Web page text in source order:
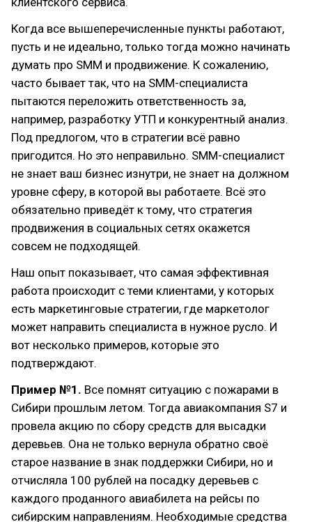
Когда все вышеперечисленные пункты работают,
пусть и не идеально, только тогда можно начинать
думать про SMM и продвижение. К сожалению,
часто бывает так, что на SMM-специалиста
пытаются переложить ответственность за,
например, разработку УТП и конкурентный анализ.
Под предлогом, что в стратегии всё равно
пригодится. Но это неправильно. SMM-специалист
не знает ваш бизнес изнутри, не знает на должном
уровне сферу, в которой вы работаете. Всё это
обязательно приведёт к тому, что стратегия
продвижения в социальных сетях окажется
совсем не подходящей.
Наш опыт показывает, что самая эффективная
работа происходит с теми клиентами, у которых
есть маркетинговые стратегии, где маркетолог
может направить специалиста в нужное русло. И
вот несколько примеров, которые это
подтверждают.
Пример №1. Все помнят ситуацию с пожарами в
Сибири прошлым летом. Тогда авиакомпания S7 и
провела акцию по сбору средств для высадки
деревьев. Она не только вернула обратно своё
старое название в знак поддержки Сибири, но и
отчисляла 100 рублей на посадку деревьев с
каждого проданного авиабилета на рейсы по
сибирским направлениям. Необходимые средства